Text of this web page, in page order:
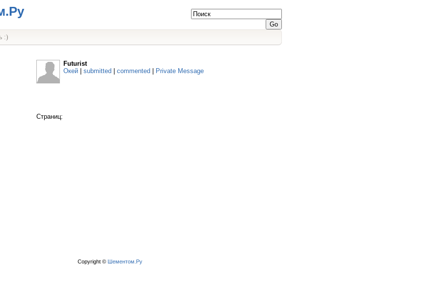
:)
Futurist
Окей
submitted commented Private Message
Страниц:
Copyright © Шементом.Ру